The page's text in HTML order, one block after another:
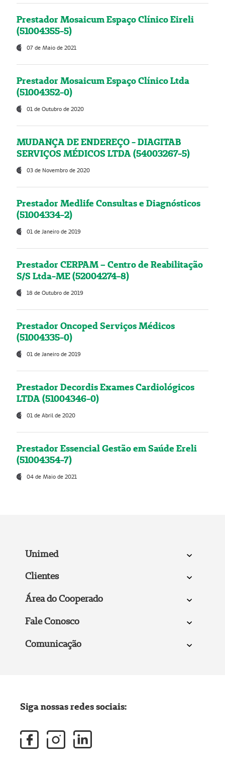
Prestador Mosaicum Espaço Clínico Eireli
(51004355-5)
07 de Maio de 2021
Prestador Mosaicum Espaço Clínico Ltda
(51004352-0)
01 de Outubro de 2020
MUDANÇA DE ENDEREÇO - DIAGITAB
SERVIÇOS MÉDICOS LTDA (54003267-5)
03 de Novembro de 2020
Prestador Medlife Consultas e Diagnósticos
(51004334-2)
01 de Janeiro de 2019
Prestador CERPAM – Centro de Reabilitação
S/S Ltda-ME (52004274-8)
18 de Outubro de 2019
Prestador Oncoped Serviços Médicos
(51004335-0)
01 de Janeiro de 2019
Prestador Decordis Exames Cardiológicos
LTDA (51004346-0)
01 de Abril de 2020
Prestador Essencial Gestão em Saúde Ereli
(51004354-7)
04 de Maio de 2021
Unimed
Clientes
Área do Cooperado
Fale Conosco
Comunicação
Siga nossas redes sociais: